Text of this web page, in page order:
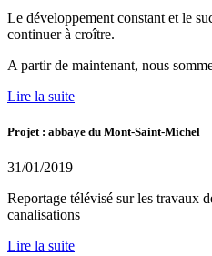
Le développement constant et le
continuer à croître.
A partir de maintenant, nous
Lire la suite
Projet : abbaye du Mont-Saint-Michel
31/01/2019
Reportage télévisé sur les travaux
canalisations
Lire la suite